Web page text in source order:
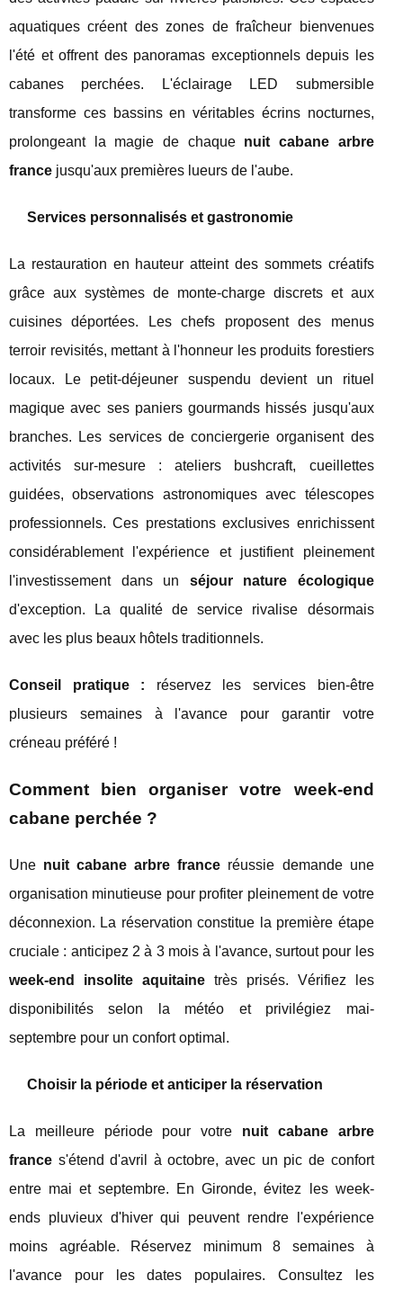
aquatiques créent des zones de fraîcheur bienvenues
l'été et offrent des panoramas exceptionnels depuis les
cabanes perchées. L'éclairage LED submersible
transforme ces bassins en véritables écrins nocturnes,
prolongeant la magie de chaque nuit cabane arbre
france jusqu'aux premières lueurs de l'aube.
Services personnalisés et gastronomie
La restauration en hauteur atteint des sommets créatifs
grâce aux systèmes de monte-charge discrets et aux
cuisines déportées. Les chefs proposent des menus
terroir revisités, mettant à l'honneur les produits forestiers
locaux. Le petit-déjeuner suspendu devient un rituel
magique avec ses paniers gourmands hissés jusqu'aux
branches. Les services de conciergerie organisent des
activités sur-mesure : ateliers bushcraft, cueillettes
guidées, observations astronomiques avec télescopes
professionnels. Ces prestations exclusives enrichissent
considérablement l'expérience et justifient pleinement
l'investissement dans un séjour nature écologique
d'exception. La qualité de service rivalise désormais
avec les plus beaux hôtels traditionnels.
Conseil pratique : réservez les services bien-être
plusieurs semaines à l'avance pour garantir votre
créneau préféré !
Comment bien organiser votre week-end
cabane perchée ?
Une nuit cabane arbre france réussie demande une
organisation minutieuse pour profiter pleinement de votre
déconnexion. La réservation constitue la première étape
cruciale : anticipez 2 à 3 mois à l'avance, surtout pour les
week-end insolite aquitainetrès prisés. Vérifiez les
disponibilités selon la météo et privilégiez mai-
septembre pour un confort optimal.
Choisir la période et anticiper la réservation
La meilleure période pour votre nuit cabane arbre
france s'étend d'avril à octobre, avec un pic de confort
entre mai et septembre. En Gironde, évitez les week-
ends pluvieux d'hiver qui peuvent rendre l'expérience
moins agréable. Réservez minimum 8 semaines à
l'avance pour les dates populaires. Consultez les